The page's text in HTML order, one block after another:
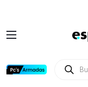
productos